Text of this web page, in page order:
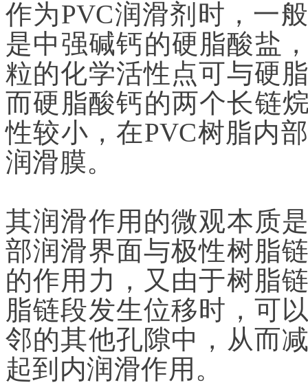
作为PVC润滑剂时，一
是中强碱钙的硬脂酸盐
粒的化学活性点可与硬
而硬脂酸钙的两个长链
性较小，在PVC树脂内
润滑膜。
其润滑作用的微观本质
部润滑界面与极性树脂
的作用力，又由于树脂
脂链段发生位移时，可
邻的其他孔隙中，从而
起到内润滑作用。